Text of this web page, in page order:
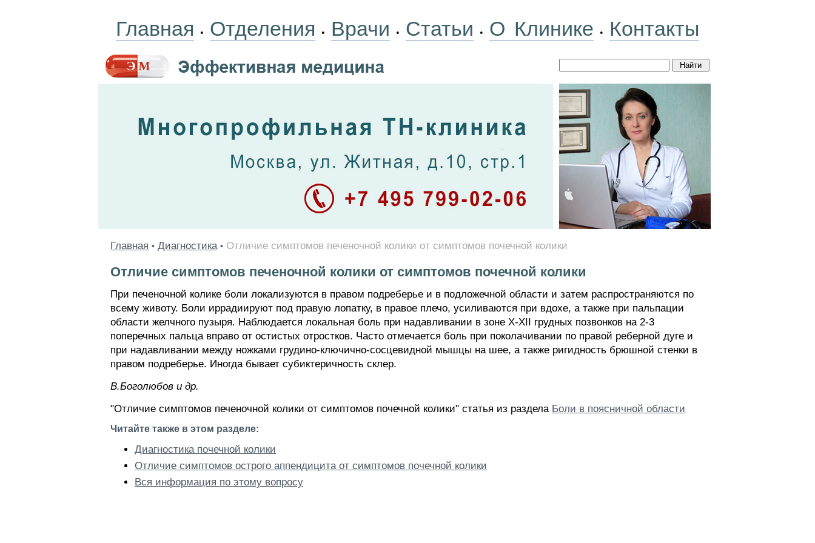
Главная • Отделения • Врачи • Статьи • О Клинике • Контакты
Главная • Диагностика • Отличие симптомов печеночной колики от симптомов почечной колики
Отличие симптомов печеночной колики от симптомов почечной колики
При печеночной колике боли локализуются в правом подреберье и в подложечной области и затем распространяются по
всему животу. Боли иррадиируют под правую лопатку, в правое плечо, усиливаются при вдохе, а также при пальпации
области желчного пузыря. Наблюдается локальная боль при надавливании в зоне X-XII грудных позвонков на 2-3
поперечных пальца вправо от остистых отростков. Часто отмечается боль при поколачивании по правой реберной дуге и
при надавливании между ножками грудино-ключично-сосцевидной мышцы на шее, а также ригидность брюшной стенки в
правом подреберье. Иногда бывает субиктеричность склер.
В.Боголюбов и др.
"Отличие симптомов печеночной колики от симптомов почечной колики" статья из раздела Боли в поясничной области
Читайте также в этом разделе:
Диагностика почечной колики
Отличие симптомов острого аппендицита от симптомов почечной колики
Вся информация по этому вопросу